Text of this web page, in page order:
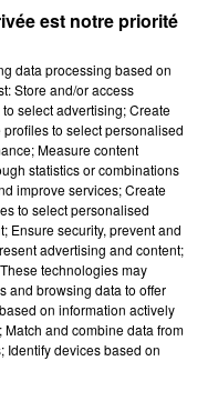
Pyrénées
est notre priorité
data processing based on
Store and/or access
select advertising; Create
to select personalised
Measure content
statistics or combinations
improve services; Create
to select personalised
Ensure security, prevent and
advertising and content;
technologies may
and browsing data to offer
on information actively
and combine data from
Identify devices based on